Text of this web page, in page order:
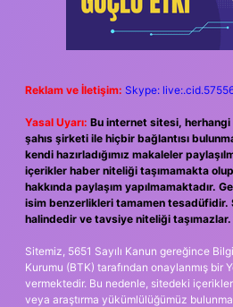
Reklam ve İletişim: Skype:
Yasal Uyarı: Bu internet sitesi,
şahıs şirketi ile hiçbir bağlantısı
kendi hazırladığımız makaleler
içerikler haber niteliği taşımamakta
hakkında paylaşım yapılmamaktadır.
isim benzerlikleri tamamen
halindedir ve tavsiye niteliği taşımazlar.
Sitemiz, 5651 Sayılı Kanun gereğince
Kurumu (BTK) tarafından onaylanmış bir
vermektedir. Bu nedenle, sitedeki
veya araştırma yükümlülüğümüz